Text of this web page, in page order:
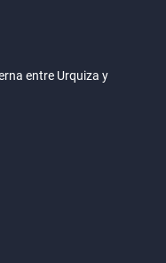
entre Urquiza y